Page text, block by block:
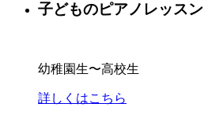
子どものピアノレッスン
幼稚園生〜高校生
詳しくはこちら